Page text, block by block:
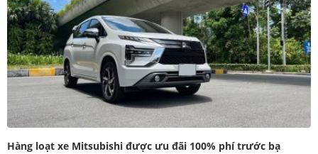
Hàng loạt xe Mitsubishi được ưu đãi 100% phí trước bạ